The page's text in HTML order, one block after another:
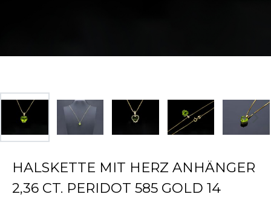
HALSKETTE MIT HERZ ANHÄNGER
2,36 CT. PERIDOT 585 GOLD 14